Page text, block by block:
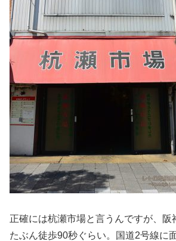
正確には杭瀬市場と言うんですが、阪
たぶん徒歩90秒ぐらい。国道2号線に